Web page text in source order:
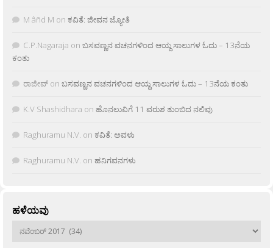
M âñd M on ಕವಿತೆ: ಜೀವನ ಜ್ಯೋತಿ
C.P.Nagaraja on ಬಸವಣ್ಣನ ವಚನಗಳಿಂದ ಆಯ್ದ ಸಾಲುಗಳ ಓದು – 13ನೆಯ
ಕಂತು
ರಾಜೀವ್ on ಬಸವಣ್ಣನ ವಚನಗಳಿಂದ ಆಯ್ದ ಸಾಲುಗಳ ಓದು – 13ನೆಯ ಕಂತು
K.V Shashidhara on ಹೊನಲುವಿಗೆ 11 ವರುಶ ತುಂಬಿದ ನಲಿವು
Raghuramu N.V. on ಕವಿತೆ: ಅವಳು
Raghuramu N.V. on ಹನಿಗವನಗಳು
ಹಳೆಯವು
ಹಳೆಯವು